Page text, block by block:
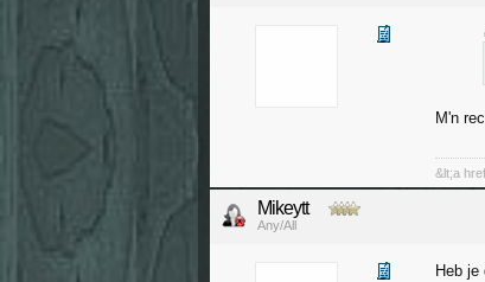
M'n
&lt;a
Mikeytt
Any/All
Heb